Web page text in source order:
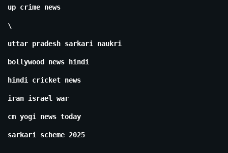
up crime news
\
uttar pradesh sarkari naukri
bollywood news hindi
hindi cricket news
iran israel war
cm yogi news today
sarkari scheme 2025